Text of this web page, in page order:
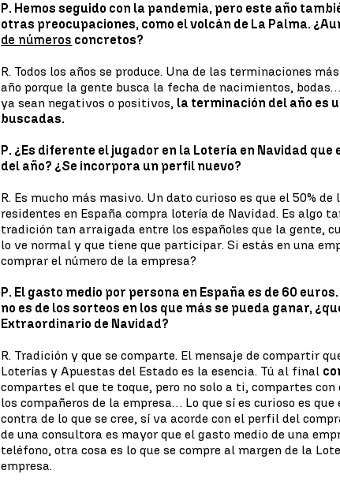
P. Hemos seguido con la pandemia, pero este año
otras preocupaciones, como el volcán de La Palma.
de números concretos?
R. Todos los años se produce. Una de las terminaciones
año porque la gente busca la fecha de nacimientos,
ya sean negativos o positivos, la terminación del año es
buscadas.
P. ¿Es diferente el jugador en la Lotería en Navidad que
del año? ¿Se incorpora un perfil nuevo?
R. Es mucho más masivo. Un dato curioso es que el 50% de
residentes en España compra lotería de Navidad. Es algo
tradición tan arraigada entre los españoles que la gente,
lo ve normal y que tiene que participar. Si estás en una
comprar el número de la empresa?
P. El gasto medio por persona en España es de 60
no es de los sorteos en los que más se pueda ganar,
Extraordinario de Navidad?
R. Tradición y que se comparte. El mensaje de compartir
Loterías y Apuestas del Estado es la esencia. Tú al final
compartes el que te toque, pero no solo a ti, compartes con
los compañeros de la empresa… Lo que sí es curioso es que
contra de lo que se cree, sí va acorde con el perfil del
de una consultora es mayor que el gasto medio de una
teléfono, otra cosa es lo que se compre al margen de la
empresa.